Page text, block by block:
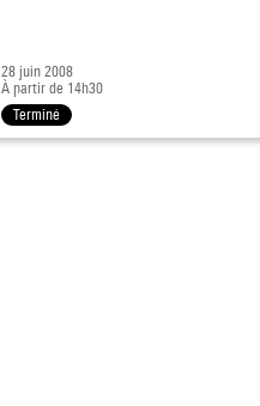
28 juin 2008
À partir de 14h30
Terminé